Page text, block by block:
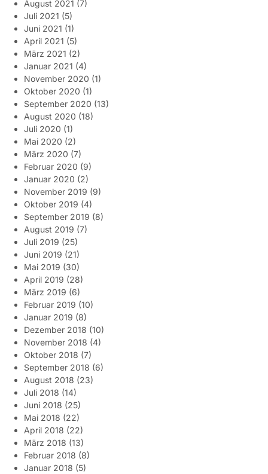
August 2021 (7)
Juli 2021 (5)
Juni 2021 (1)
April 2021 (5)
März 2021 (2)
Januar 2021 (4)
November 2020 (1)
Oktober 2020 (1)
September 2020 (13)
August 2020 (18)
Juli 2020 (1)
Mai 2020 (2)
März 2020 (7)
Februar 2020 (9)
Januar 2020 (2)
November 2019 (9)
Oktober 2019 (4)
September 2019 (8)
August 2019 (7)
Juli 2019 (25)
Juni 2019 (21)
Mai 2019 (30)
April 2019 (28)
März 2019 (6)
Februar 2019 (10)
Januar 2019 (8)
Dezember 2018 (10)
November 2018 (4)
Oktober 2018 (7)
September 2018 (6)
August 2018 (23)
Juli 2018 (14)
Juni 2018 (25)
Mai 2018 (22)
April 2018 (22)
März 2018 (13)
Februar 2018 (8)
Januar 2018 (5)